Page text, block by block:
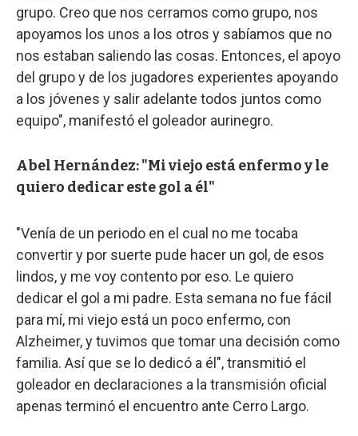
grupo. Creo que nos cerramos como grupo, nos
apoyamos los unos a los otros y sabíamos que no
nos estaban saliendo las cosas. Entonces, el apoyo
del grupo y de los jugadores experientes apoyando
a los jóvenes y salir adelante todos juntos como
equipo", manifestó el goleador aurinegro.
Abel Hernández: "Mi viejo está enfermo y le
quiero dedicar este gol a él"
"Venía de un periodo en el cual no me tocaba
convertir y por suerte pude hacer un gol, de esos
lindos, y me voy contento por eso. Le quiero
dedicar el gol a mi padre. Esta semana no fue fácil
para mí, mi viejo está un poco enfermo, con
Alzheimer, y tuvimos que tomar una decisión como
familia. Así que se lo dedicó a él", transmitió el
goleador en declaraciones a la transmisión oficial
apenas terminó el encuentro ante Cerro Largo.